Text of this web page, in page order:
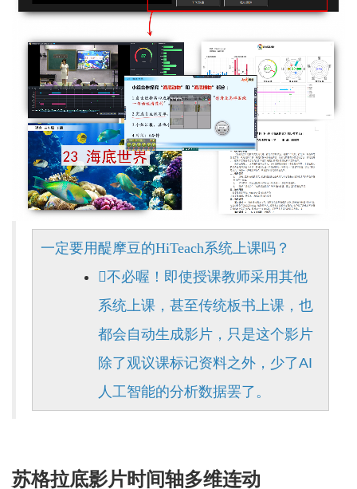
一定要用醍摩豆的HiTeach系统上课吗？
不必喔！即使授课教师采用其他
系统上课，甚至传统板书上课，也
都会自动生成影片，只是这个影片
除了观议课标记资料之外，少了AI
人工智能的分析数据罢了。
苏格拉底影片时间轴多维连动